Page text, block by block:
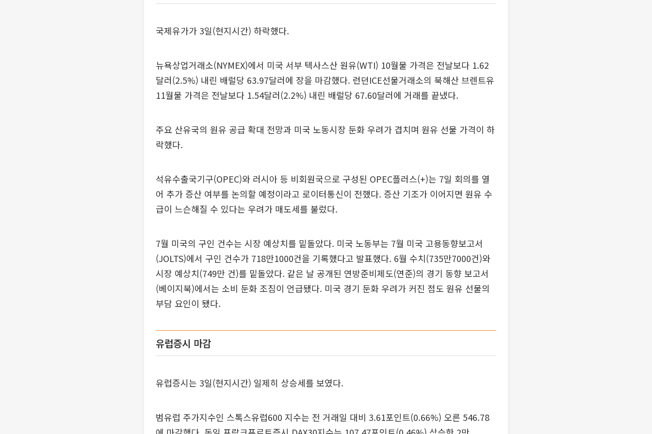
국제유가가 3일(현지시간) 하락했다.
뉴욕상업거래소(NYMEX)에서 미국 서부 텍사스산 원유(WTI) 10월물 가격은 전날보다 1.62
달러(2.5%) 내린 배럴당 63.97달러에 장을 마감했다. 런던ICE선물거래소의 북해산 브렌트유
11월물 가격은 전날보다 1.54달러(2.2%) 내린 배럴당 67.60달러에 거래를 끝냈다.
주요 산유국의 원유 공급 확대 전망과 미국 노동시장 둔화 우려가 겹치며 원유 선물 가격이 하
락했다.
석유수출국기구(OPEC)와 러시아 등 비회원국으로 구성된 OPEC플러스(+)는 7일 회의를 열
어 추가 증산 여부를 논의할 예정이라고 로이터통신이 전했다. 증산 기조가 이어지면 원유 수
급이 느슨해질 수 있다는 우려가 매도세를 불렀다.
7월 미국의 구인 건수는 시장 예상치를 밑돌았다. 미국 노동부는 7월 미국 고용동향보고서
(JOLTS)에서 구인 건수가 718만1000건을 기록했다고 발표했다. 6월 수치(735만7000건)와
시장 예상치(749만 건)를 밑돌았다. 같은 날 공개된 연방준비제도(연준)의 경기 동향 보고서
(베이지북)에서는 소비 둔화 조짐이 언급됐다. 미국 경기 둔화 우려가 커진 점도 원유 선물의
부담 요인이 됐다.
유럽증시 마감
유럽증시는 3일(현지시간) 일제히 상승세를 보였다.
범유럽 주가지수인 스톡스유럽600 지수는 전 거래일 대비 3.61포인트(0.66%) 오른 546.78